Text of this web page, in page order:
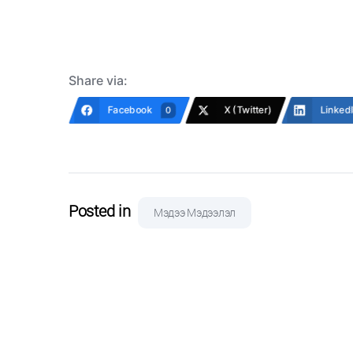
Share via:
Facebook 0 X (Twitter)
Posted in Мэдээ Мэдээлэл